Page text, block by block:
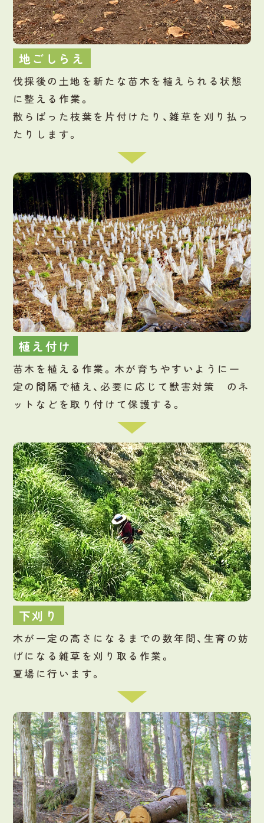
地ごしらえ
伐採後の土地を新たな苗木を植えられる状態
に整える作業。
散らばった枝葉を片付けたり、雑草を刈り払っ
たりします。
植え付け
苗木を植える作業。木が育ちやすいように一
定の間隔で植え、必要に応じて獣害対策 のネ
ットなどを取り付けて保護する。
下刈り
木が一定の高さになるまでの数年間、生育の妨
げになる雑草を刈り取る作業。
夏場に行います。